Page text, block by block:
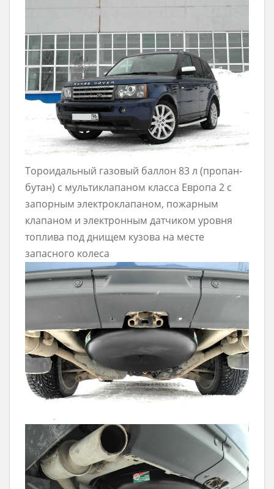
Тороидальный газовый баллон 83 л (пропан-
бутан) с мультиклапаном класса Европа 2 с
запорным электроклапаном, пожарным
клапаном и электронным датчиком уровня
топлива под днищем кузова на месте
запасного колеса